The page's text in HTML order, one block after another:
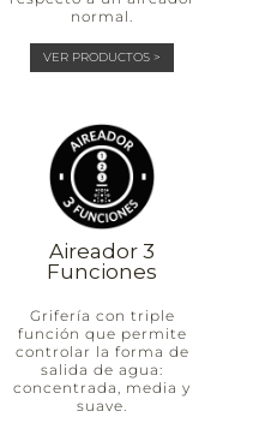
normal.
VER PRODUCTOS >
Aireador 3
Funciones
Grifería con triple
función que permite
controlar la forma de
salida de agua:
concentrada, media y
suave.